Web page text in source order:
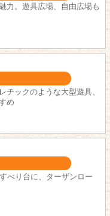
力。遊具広場、自由広場も
チックのような大型遊具、
め
べり台に、ターザンロー